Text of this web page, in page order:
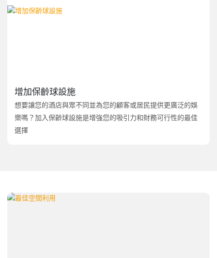
增加保齡球設施
想要讓您的酒店與眾不同並為您的顧客或居民提供更廣泛的娛
樂嗎？加入保齡球設施是增強您的吸引力和財務可行性的最佳
選擇